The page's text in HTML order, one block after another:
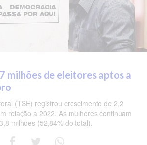
milhões de eleitores aptos a
(TSE) registrou crescimento de 2,2
relação a 2022. As mulheres continuam
milhões (52,84% do total).